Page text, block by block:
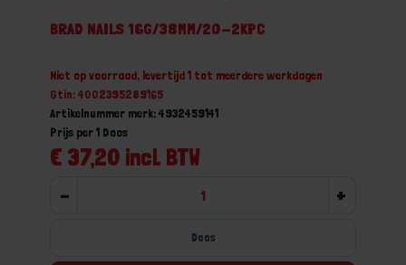
BRAD NAILS 16G/38MM/20-2KPC
Niet op voorraad, levertijd 1 tot meerdere werkdagen
Gtin: 4002395289165
Artikelnummer merk: 4932459141
€ 37,20 incl. BTW
Prijs per 1 Doos
- +
Doos